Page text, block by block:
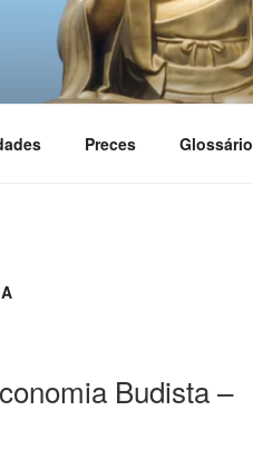
Preces Glossário
Budista –